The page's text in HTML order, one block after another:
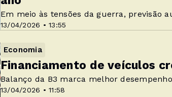
13/04/2026 • 13:55
Em meio às tensões da guerra, previsão
Economia
13/04/2026 • 11:58
Financiamento de veículos
Balanço da B3 marca melhor